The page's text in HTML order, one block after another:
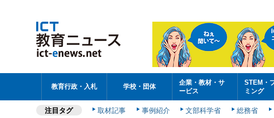
教育行政・入札 学校・団体
企業・教材・サ
ービス
STEM・
ミング
注目タグ 取材記事 事例紹介 文部科学省 総務省